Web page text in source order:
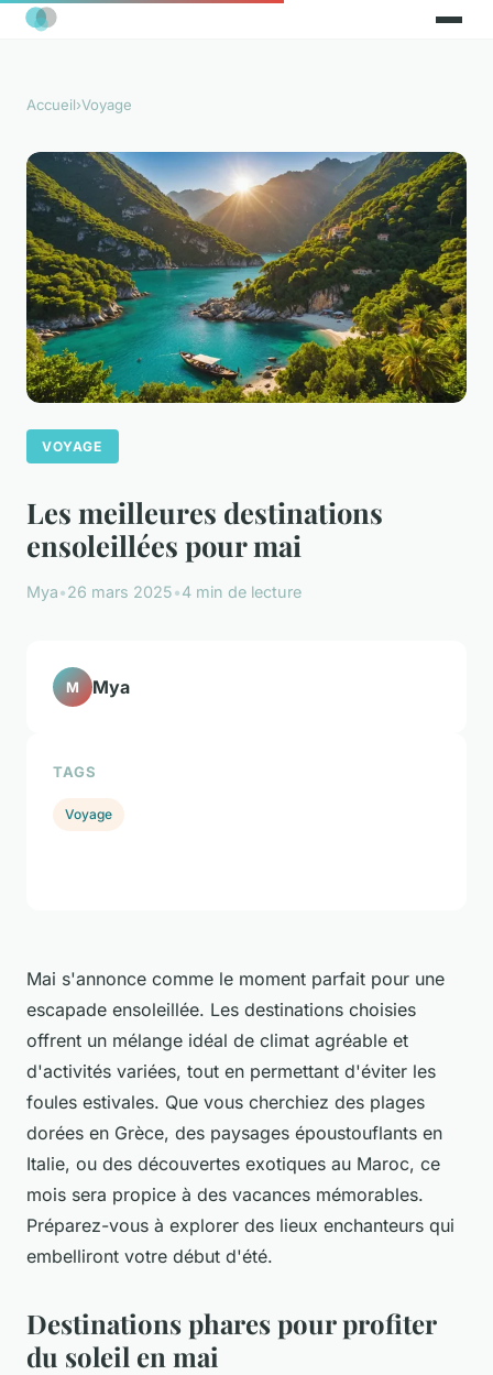
Accueil›Voyage
VOYAGE
Les meilleures destinations
ensoleillées pour mai
Mya•26 mars 2025•4 min de lecture
Mai s'annonce comme le moment parfait pour une
escapade ensoleillée. Les destinations choisies
offrent un mélange idéal de climat agréable et
d'activités variées, tout en permettant d'éviter les
foules estivales. Que vous cherchiez des plages
dorées en Grèce, des paysages époustouflants en
Italie, ou des découvertes exotiques au Maroc, ce
mois sera propice à des vacances mémorables.
Préparez-vous à explorer des lieux enchanteurs qui
embelliront votre début d'été.
Destinations phares pour profiter
du soleil en mai
M Mya
TAGS
Voyage